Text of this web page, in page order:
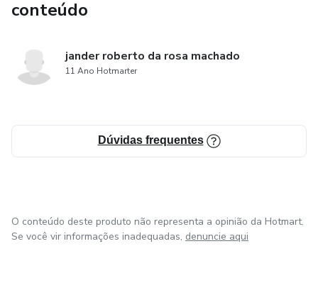
conteúdo
jander roberto da rosa machado
11 Ano Hotmarter
Dúvidas frequentes
O conteúdo deste produto não representa a opinião da Hotmart.
Se você vir informações inadequadas, denuncie aqui